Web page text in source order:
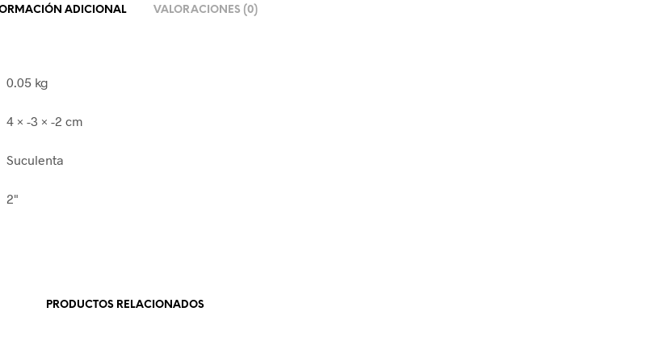
ADICIONAL VALORACIONES (0)
0.05 kg
4 × -3 × -2 cm
Suculenta
2"
PRODUCTOS RELACIONADOS